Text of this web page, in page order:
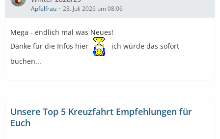
Apfelfrau 23. Juli 2026 um 08:06
Mega - endlich mal was Neues!
Danke für die Infos hier
- ich würde das sofort
buchen...
Unsere Top 5 Kreuzfahrt Empfehlungen für
Euch